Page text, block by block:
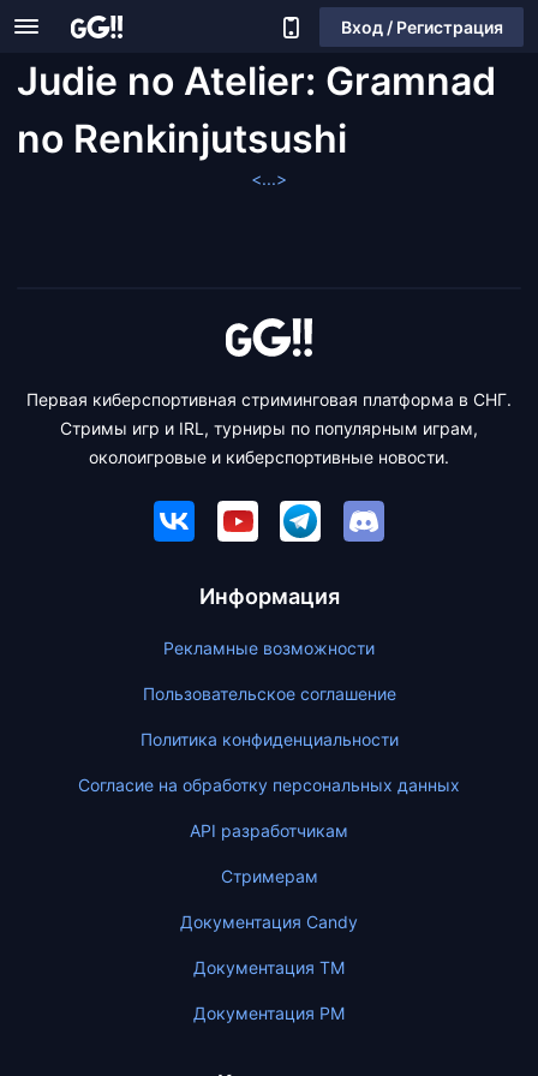
Вход / Регистрация
Judie no Atelier: Gramnad
no Renkinjutsushi
<...>
Первая киберспортивная стриминговая платформа в СНГ.
Стримы игр и IRL, турниры по популярным играм,
околоигровые и киберспортивные новости.
Информация
Рекламные возможности
Пользовательское соглашение
Политика конфиденциальности
Согласие на обработку персональных данных
API разработчикам
Стримерам
Документация Candy
Документация ТМ
Документация PM